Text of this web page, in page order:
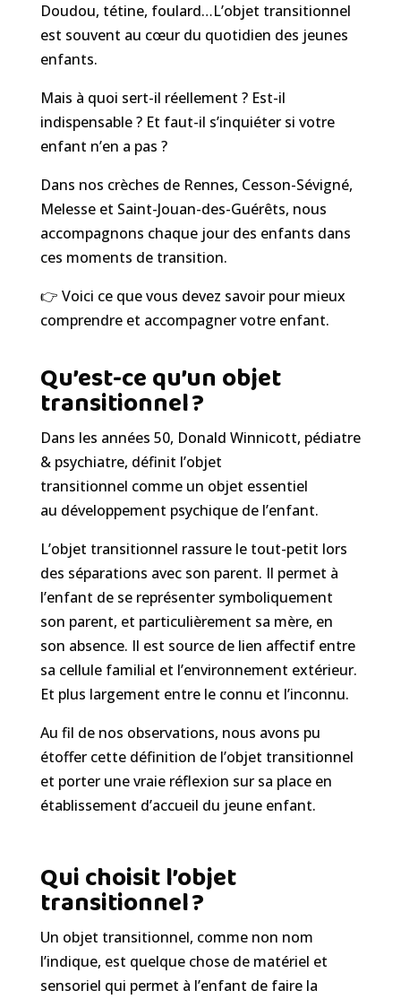
Doudou, tétine, foulard…L’objet transitionnel
est souvent au cœur du quotidien des jeunes
enfants.
Mais à quoi sert-il réellement ? Est-il
indispensable ? Et faut-il s’inquiéter si votre
enfant n’en a pas ?
Dans nos crèches de Rennes, Cesson-Sévigné,
Melesse et Saint-Jouan-des-Guérêts, nous
accompagnons chaque jour des enfants dans
ces moments de transition.
👉 Voici ce que vous devez savoir pour mieux
comprendre et accompagner votre enfant.
Qu’est-ce qu’un objet
transitionnel ?
Dans les années 50, Donald Winnicott, pédiatre
& psychiatre, définit l’objet
transitionnel comme un objet essentiel
au développement psychique de l’enfant.
L’objet transitionnel rassure le tout-petit lors
des séparations avec son parent. Il permet à
l’enfant dese représenter symboliquement
son parent, et particulièrement sa mère, en
son absence. Il est source de lien affectif entre
sa cellule familial et l’environnement extérieur.
Et plus largement entre le connu et l’inconnu.
Au fil de nos observations, nous avons pu
étoffer cette définition de l’objet transitionnel
et porter une vraie réflexion sur sa place en
établissement d’accueil du jeune enfant.
Qui choisit l’objet
transitionnel ?
Un objet transitionnel, comme non nom
l’indique, est quelque chose de matériel et
sensoriel qui permet à l’enfant de faire la